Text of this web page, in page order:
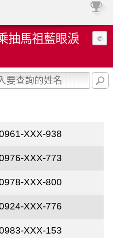
抽馬祖藍眼淚
XXX-938
XXX-773
XXX-800
XXX-776
XXX-153